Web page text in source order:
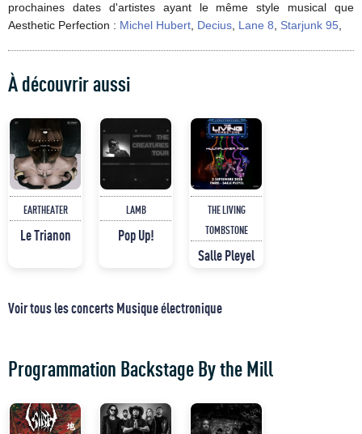
prochaines dates d'artistes ayant le même style musical que
Aesthetic Perfection : Michel Hubert, Decius, Lane 8, Starjunk 95,
À découvrir aussi
EARTHEATER
Le Trianon
LAMB
Pop Up!
THE LIVING
TOMBSTONE
Salle Pleyel
Voir tous les concerts Musique électronique
Programmation Backstage By the Mill